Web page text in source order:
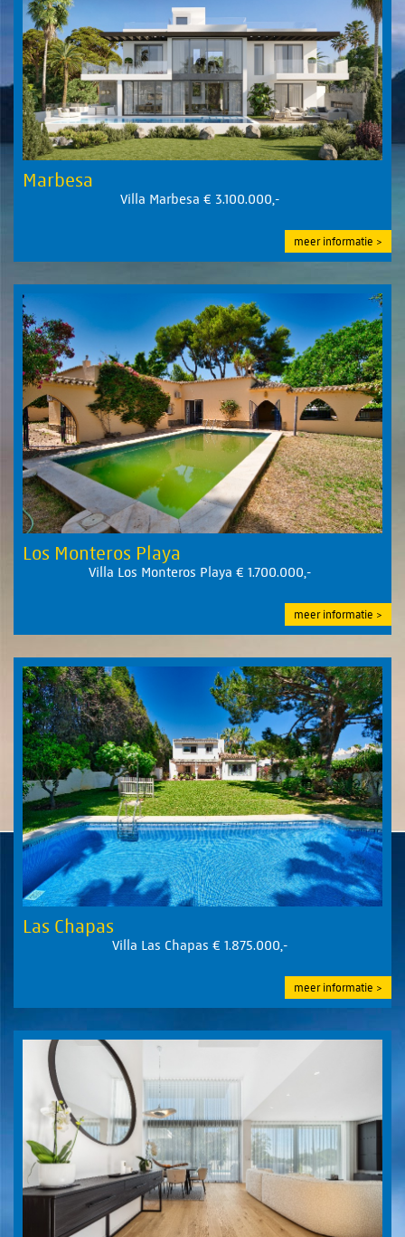
Marbesa
Villa Marbesa € 3.100.000,-
meer informatie
Los Monteros Playa
Villa Los Monteros Playa € 1.700.000,-
meer informatie
Las Chapas
Villa Las Chapas € 1.875.000,-
meer informatie